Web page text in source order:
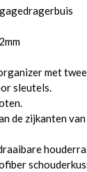
met twee
sleutels.
de zijkanten van